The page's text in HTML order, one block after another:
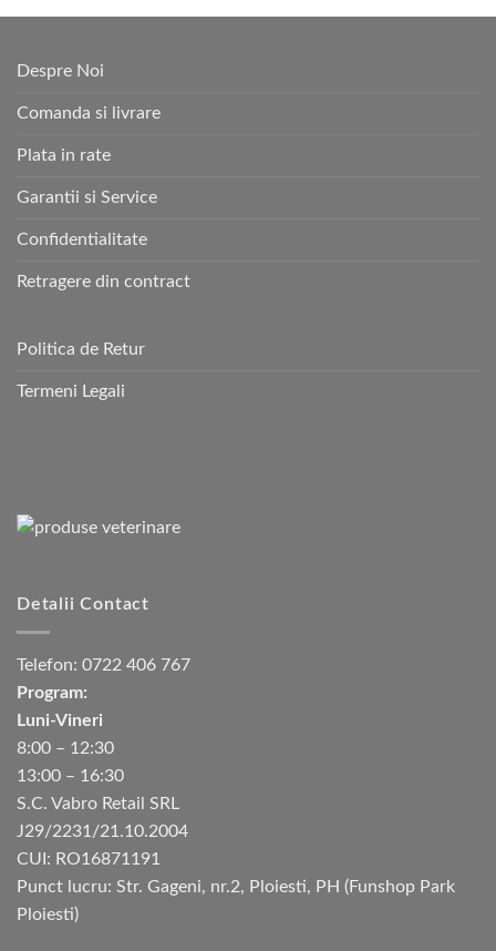
Despre Noi
Comanda si livrare
Plata in rate
Garantii si Service
Confidentialitate
Retragere din contract
Politica de Retur
Termeni Legali
Detalii Contact
Telefon: 0722 406 767
Program:
Luni-Vineri
8:00 – 12:30
13:00 – 16:30
S.C. Vabro Retail SRL
J29/2231/21.10.2004
CUI: RO16871191
Punct lucru: Str. Gageni, nr.2, Ploiesti, PH (Funshop Park
Ploiesti)